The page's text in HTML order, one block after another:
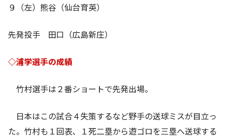
９（左）熊谷（仙台育英）
先発投手 田口（広島新庄）
◇浦学選手の成績
竹村選手は２番ショートで先発出場。
日本はこの試合４失策するなど野手の送球ミスが目立っ
た。竹村も１回表、１死二塁から遊ゴロを三塁へ送球する